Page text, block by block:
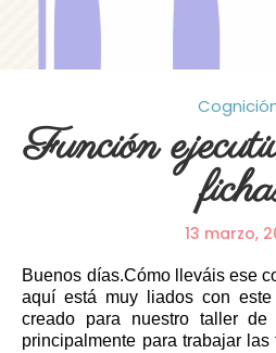
Función
13 marzo,
Buenos días.Cómo lleváis ese
aquí está muy liados con
creado para nuestro taller de
principalmente para trabajar